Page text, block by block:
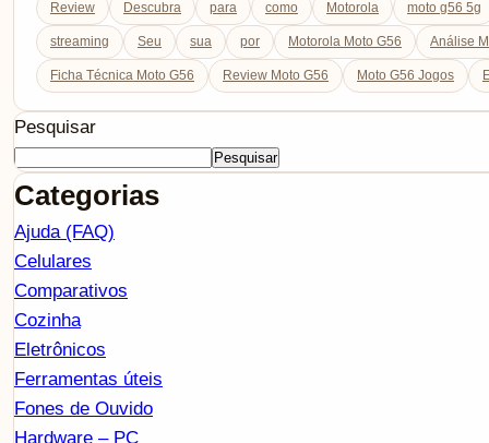
Review Descubra para como Motorola moto g56 5g
streaming Seu sua por Motorola Moto G56 Análise
Ficha Técnica Moto G56 Review Moto G56 Moto G56 Jogos
Pesquisar
Pesquisar
Categorias
Ajuda (FAQ)
Celulares
Comparativos
Cozinha
Eletrônicos
Ferramentas úteis
Fones de Ouvido
Hardware – PC